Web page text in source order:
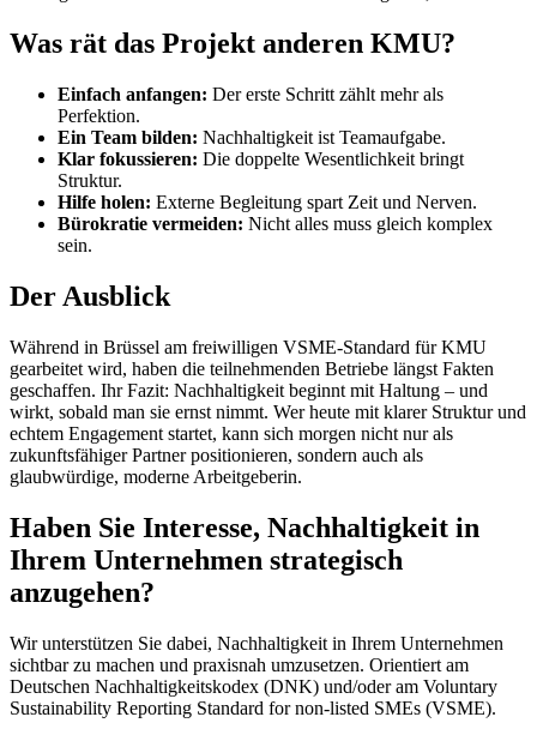
Was rät das Projekt anderen KMU?
Einfach anfangen: Der erste Schritt zählt mehr als
Perfektion.
Ein Team bilden: Nachhaltigkeit ist Teamaufgabe.
Klar fokussieren: Die doppelte Wesentlichkeit bringt
Struktur.
Hilfe holen: Externe Begleitung spart Zeit und Nerven.
Bürokratie vermeiden: Nicht alles muss gleich komplex
sein.
Der Ausblick
Während in Brüssel am freiwilligen VSME-Standard für KMU
gearbeitet wird, haben die teilnehmenden Betriebe längst Fakten
geschaffen. Ihr Fazit: Nachhaltigkeit beginnt mit Haltung – und
wirkt, sobald man sie ernst nimmt. Wer heute mit klarer Struktur und
echtem Engagement startet, kann sich morgen nicht nur als
zukunftsfähiger Partner positionieren, sondern auch als
glaubwürdige, moderne Arbeitgeberin.
Haben Sie Interesse, Nachhaltigkeit in
Ihrem Unternehmen strategisch
anzugehen?
Wir unterstützen Sie dabei, Nachhaltigkeit in Ihrem Unternehmen
sichtbar zu machen und praxisnah umzusetzen. Orientiert am
Deutschen Nachhaltigkeitskodex (DNK) und/oder am Voluntary
Sustainability Reporting Standard for non-listed SMEs (VSME).